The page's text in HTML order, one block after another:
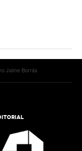
Jaime Borrás